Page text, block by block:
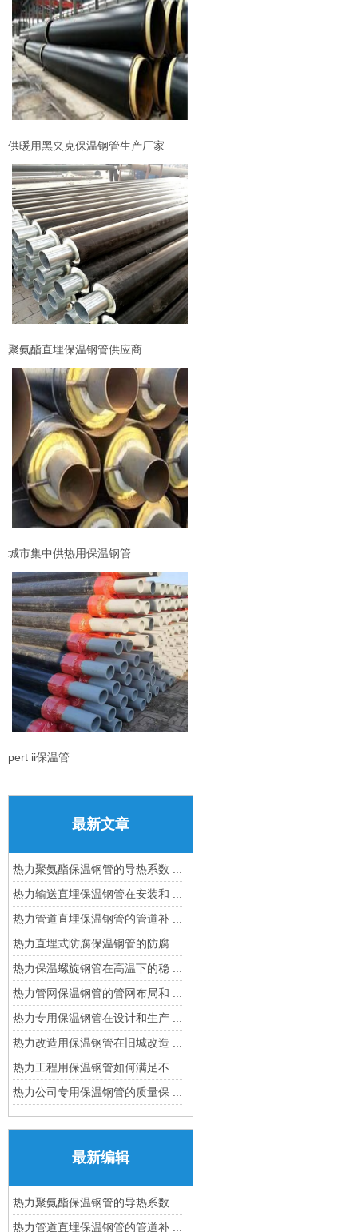
供暖用黑夹克保温钢管生产厂家
聚氨酯直埋保温钢管供应商
城市集中供热用保温钢管
pert ii保温管
最新文章
热力聚氨酯保温钢管的导热系数 ...
热力输送直埋保温钢管在安装和 ...
热力管道直埋保温钢管的管道补 ...
热力直埋式防腐保温钢管的防腐 ...
热力保温螺旋钢管在高温下的稳 ...
热力管网保温钢管的管网布局和 ...
热力专用保温钢管在设计和生产 ...
热力改造用保温钢管在旧城改造 ...
热力工程用保温钢管如何满足不 ...
热力公司专用保温钢管的质量保 ...
最新编辑
热力聚氨酯保温钢管的导热系数 ...
热力管道直埋保温钢管的管道补 ...